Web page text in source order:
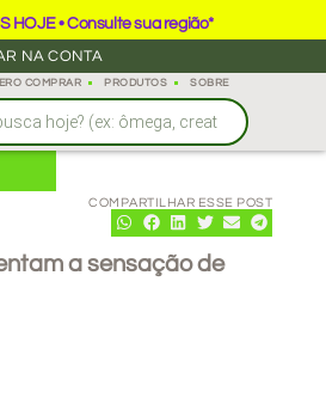
HOJE • Consulte sua região*
NA CONTA
COMPRAR PRODUTOS SOBRE
COMPARTILHAR ESSE POST
a sensação de